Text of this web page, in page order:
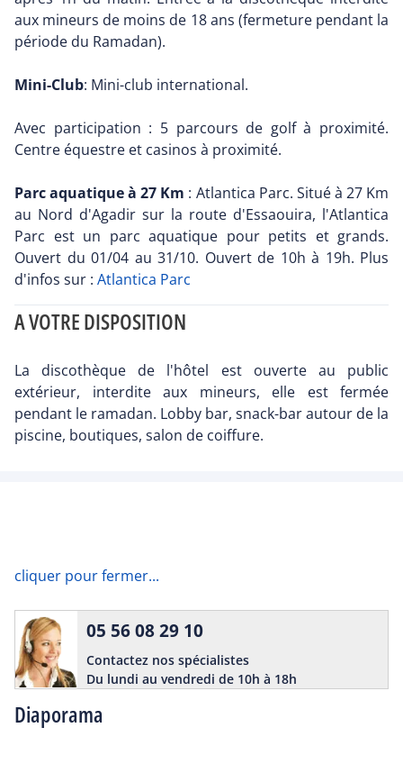
aux mineurs de moins de 18 ans (fermeture pendant la
période du Ramadan).
Mini-Club: Mini-club international.
Avec participation : 5 parcours de golf à proximité.
Centre équestre et casinos à proximité.
Parc aquatique à 27 Km : Atlantica Parc. Situé à 27 Km
au Nord d'Agadir sur la route d'Essaouira, l'Atlantica
Parc est un parc aquatique pour petits et grands.
Ouvert du 01/04 au 31/10. Ouvert de 10h à 19h. Plus
d'infos sur : Atlantica Parc
A VOTRE DISPOSITION
La discothèque de l'hôtel est ouverte au public
extérieur, interdite aux mineurs, elle est fermée
pendant le ramadan. Lobby bar, snack-bar autour de la
piscine, boutiques, salon de coiffure.
cliquer pour fermer...
Diaporama
05 56 08 29 10
Contactez nos spécialistes
Du lundi au vendredi de 10h à 18h